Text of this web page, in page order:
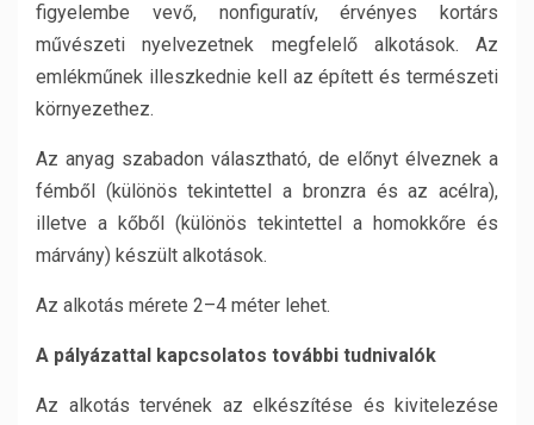
figyelembe vevő, nonfiguratív, érvényes kortárs
művészeti nyelvezetnek megfelelő alkotások. Az
emlékműnek illeszkednie kell az épített és természeti
környezethez.
Az anyag szabadon választható, de előnyt élveznek a
fémből (különös tekintettel a bronzra és az acélra),
illetve a kőből (különös tekintettel a homokkőre és
márvány) készült alkotások.
Az alkotás mérete 2–4 méter lehet.
A pályázattal kapcsolatos további tudnivalók
Az alkotás tervének az elkészítése és kivitelezése